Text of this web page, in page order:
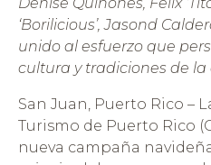
‘Borilicious’, Jasond
unido al esfuerzo que
cultura y tradiciones de la
San Juan, Puerto Rico –
Turismo de Puerto Rico
nueva campaña